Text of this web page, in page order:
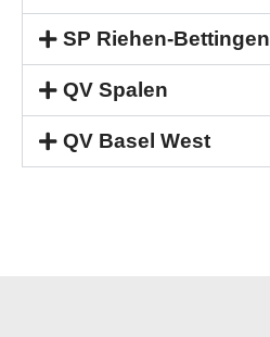
SP Riehen-Bettingen
QV Spalen
QV Basel West